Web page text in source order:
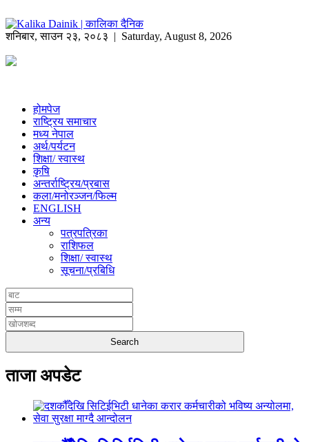
शनिबार,साउन २३, २०८३ | Saturday, August 8, 2026
होमपेज
राष्ट्रिय समाचार
मध्य नेपाल
अर्थ/पर्यटन
शिक्षा/ स्वास्थ
कृषि
अन्तर्राष्ट्रिय/प्रबास
कला/मनोरञ्जन/फिल्म
ENGLISH
अन्य
पत्रपत्रिका
राशिफल
शिक्षा/ स्वास्थ
सूचना/प्रबिधि
ताजा अपडेट